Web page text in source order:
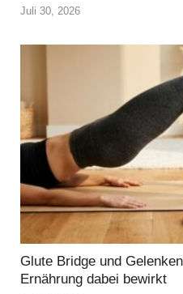
Juli 30, 2026
Glute Bridge und
Ernährung dabei bewirkt